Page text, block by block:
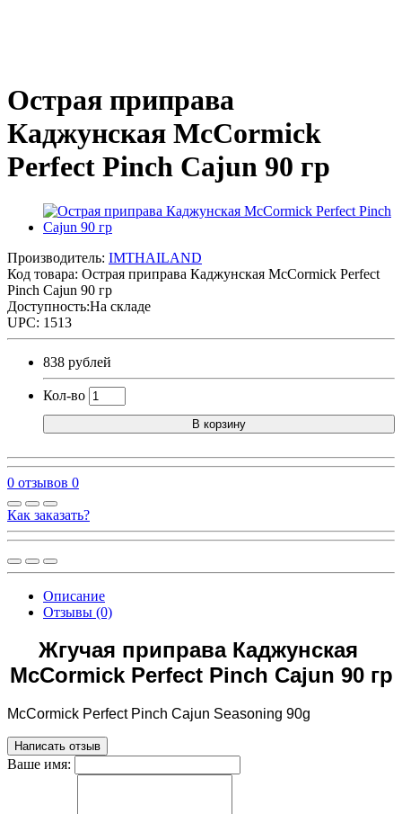
Острая приправа
Каджунская McCormick
Perfect Pinch Cajun 90 гр
Производитель: IMTHAILAND
Код товара: Острая приправа Каджунская McCormick Perfect
Pinch Cajun 90 гр
Доступность:На складе
UPC: 1513
838 рублей
Кол-во
В корзину
0 отзывов 0
Как заказать?
Описание
Отзывы (0)
Жгучая приправа Каджунская
McCormick Perfect Pinch Cajun 90 гр
McCormick Perfect Pinch Cajun Seasoning 90g
Написать отзыв
Ваше имя: